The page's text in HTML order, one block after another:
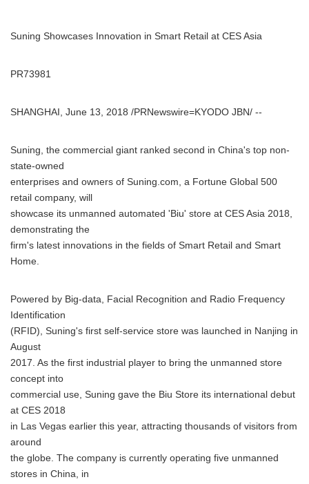
Suning Showcases Innovation in Smart Retail at CES Asia
PR73981
SHANGHAI, June 13, 2018 /PRNewswire=KYODO JBN/ --
Suning, the commercial giant ranked second in China's top non-
state-owned
enterprises and owners of Suning.com, a Fortune Global 500
retail company, will
showcase its unmanned automated 'Biu' store at CES Asia 2018,
demonstrating the
firm's latest innovations in the fields of Smart Retail and Smart
Home.
Powered by Big-data, Facial Recognition and Radio Frequency
Identification
(RFID), Suning's first self-service store was launched in Nanjing in
August
2017. As the first industrial player to bring the unmanned store
concept into
commercial use, Suning gave the Biu Store its international debut
at CES 2018
in Las Vegas earlier this year, attracting thousands of visitors from
around
the globe. The company is currently operating five unmanned
stores in China, in